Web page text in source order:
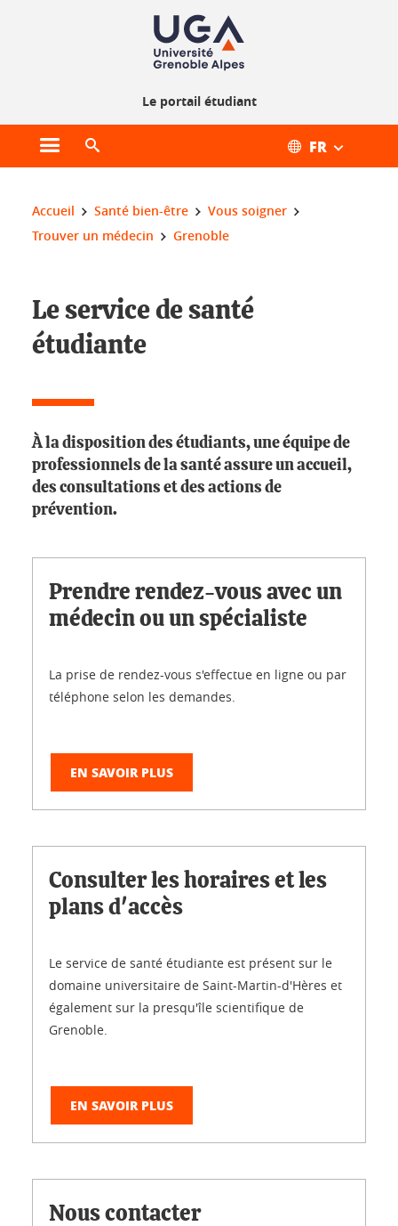
Le portail étudiant
Ouvrir le menu principal FR
Vous êtes ici :
Accueil Santé bien-être
Vous soigner
Trouver un médecin
Grenoble
Le service de santé étudiante
Le service de santé
étudiante
À la disposition des étudiants, une équipe de
professionnels de la santé assure un accueil,
des consultations et des actions de
prévention.
Prendre rendez-vous avec un
médecin ou un spécialiste
La prise de rendez-vous s'effectue en ligne ou par
téléphone selon les demandes.
EN SAVOIR PLUS
Consulter les horaires et les
plans d'accès
Le service de santé étudiante est présent sur le
domaine universitaire de Saint-Martin-d'Hères et
également sur la presqu'île scientifique de
Grenoble.
EN SAVOIR PLUS
Nous contacter